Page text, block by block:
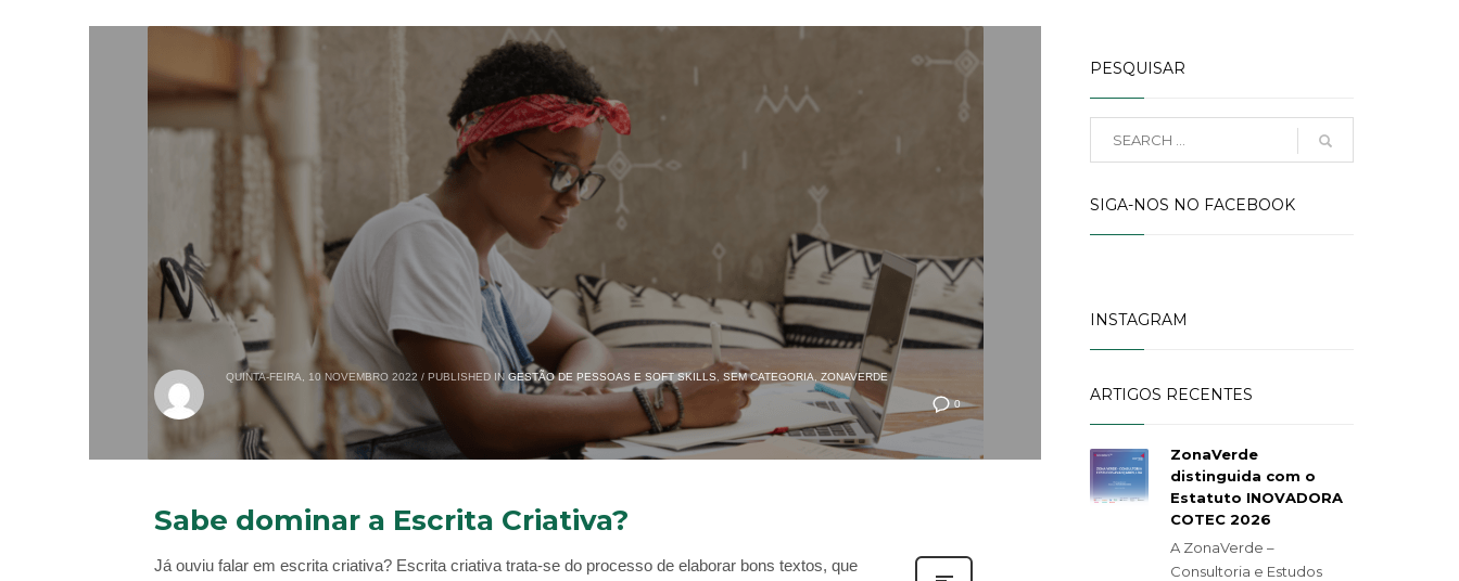
0
QUINTA-FEIRA, 10 NOVEMBRO 2022 / PUBLISHED IN GESTÃO DE PESSOAS E SOFT SKILLS ,SEM CATEGORIA ,ZONAVERDE
Sabe dominar a Escrita Criativa?
Já ouviu falar em escrita criativa? Escrita criativa trata-se do processo de elaborar bons textos, que
PESQUISAR
SIGA-NOS NO FACEBOOK
INSTAGRAM
ARTIGOS RECENTES
ZonaVerde
distinguida com o
Estatuto INOVADORA
COTEC 2026
A ZonaVerde –
Consultoria e Estudos